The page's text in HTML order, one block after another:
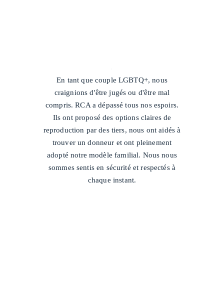
En tant que couple LGBTQ+, nous
craignions d'être jugés ou d'être mal
compris. RCA a dépassé tous nos espoirs.
Ils ont proposé des options claires de
reproduction par des tiers, nous ont aidés à
trouver un donneur et ont pleinement
adopté notre modèle familial. Nous nous
sommes sentis en sécurité et respectés à
chaque instant.